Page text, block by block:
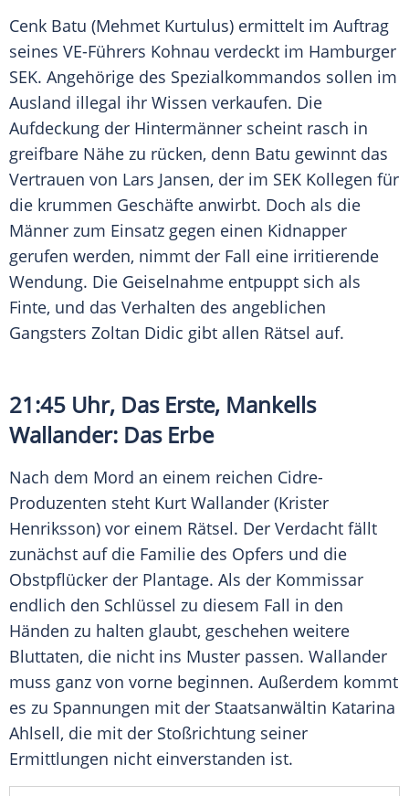
Cenk Batu (Mehmet Kurtulus) ermittelt im Auftrag
seines VE-Führers Kohnau verdeckt im Hamburger
SEK. Angehörige des Spezialkommandos sollen im
Ausland illegal ihr Wissen verkaufen. Die
Aufdeckung der Hintermänner scheint rasch in
greifbare Nähe zu rücken, denn Batu gewinnt das
Vertrauen von Lars Jansen, der im SEK Kollegen für
die krummen Geschäfte anwirbt. Doch als die
Männer zum Einsatz gegen einen Kidnapper
gerufen werden, nimmt der Fall eine irritierende
Wendung. Die Geiselnahme entpuppt sich als
Finte, und das Verhalten des angeblichen
Gangsters Zoltan Didic gibt allen Rätsel auf.
21:45 Uhr, Das Erste, Mankells
Wallander: Das Erbe
Nach dem Mord an einem reichen Cidre-
Produzenten steht Kurt Wallander (Krister
Henriksson) vor einem Rätsel. Der Verdacht fällt
zunächst auf die Familie des Opfers und die
Obstpflücker der Plantage. Als der Kommissar
endlich den Schlüssel zu diesem Fall in den
Händen zu halten glaubt, geschehen weitere
Bluttaten, die nicht ins Muster passen. Wallander
muss ganz von vorne beginnen. Außerdem kommt
es zu Spannungen mit der Staatsanwältin Katarina
Ahlsell, die mit der Stoßrichtung seiner
Ermittlungen nicht einverstanden ist.